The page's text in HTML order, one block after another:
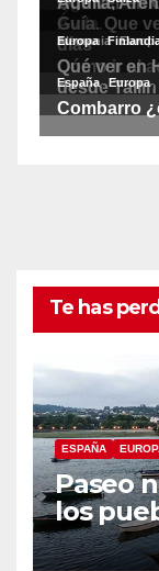
Te has
ESPAÑA
Paseo
los